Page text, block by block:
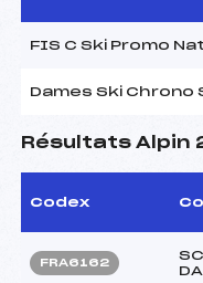
FIS C Ski Promo
Dames Ski Chrono
Résultats Alpin
Codex
FRA6162